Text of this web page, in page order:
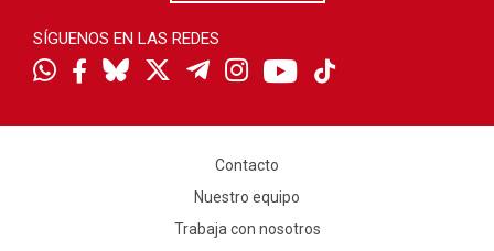
SÍGUENOS EN LAS REDES
Contacto
Nuestro equipo
Trabaja con nosotros